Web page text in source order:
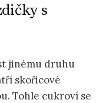
s
jinému druhu
skořicové
Tohle cukroví se